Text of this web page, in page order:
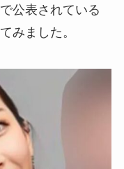
公表されている
みました。